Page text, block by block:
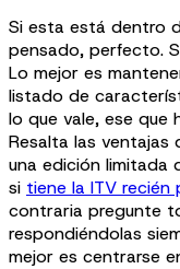
Si esta está dentro
pensado, perfecto.
Lo mejor es
listado de
lo que vale, ese que
Resalta las ventajas
una edición limitada
si tiene la ITV recién
contraria pregunte
respondiéndolas
mejor es centrarse